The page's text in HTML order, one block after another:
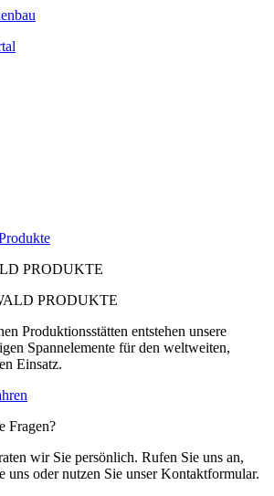
PRODUKTE
Produktionsstätten entstehen unsere
Spannelemente für den weltweiten,
Einsatz.
Fragen?
wir Sie persönlich. Rufen Sie uns an,
uns oder nutzen Sie unser Kontaktformular.